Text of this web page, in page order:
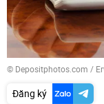
© Depositphotos.com /
Đăng ký